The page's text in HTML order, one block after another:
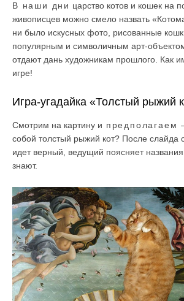
В наши дни царство котов и кошек на
живописцев можно смело назвать
ни было искусных фото, рисованные
популярным и символичным арт-
отдают дань художникам прошлого. Как
игре!
Игра-угадайка «Толстый рыжий
Смотрим на картину и предполагаем
собой толстый рыжий кот? После слайда
идет верный, ведущий поясняет
знают.